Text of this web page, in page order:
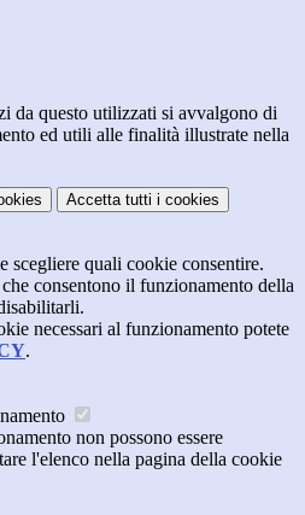
da questo utilizzati si avvalgono di
ed utili alle finalità illustrate nella
Accetta tutti i cookies
scegliere quali cookie consentire.
consentono il funzionamento della
necessari al funzionamento potete
.
non possono essere
l'elenco nella pagina della cookie